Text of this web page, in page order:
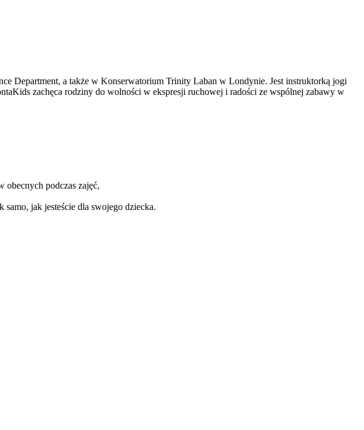
Department, a także w Konserwatorium Trinity Laban w Londynie. Jest instruktorką jogi
zachęca rodziny do wolności w ekspresji ruchowej i radości ze wspólnej zabawy w
obecnych podczas zajęć,
jak jesteście dla swojego dziecka.